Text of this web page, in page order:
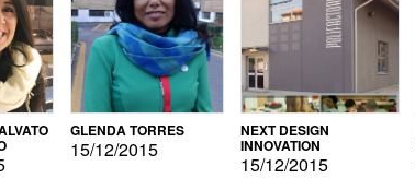
GLENDA TORRES
15/12/2015
NEXT DESIGN
INNOVATION
15/12/2015